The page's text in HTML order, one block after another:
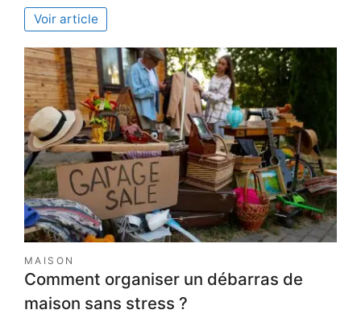
fille
sur
whatsapp
?
Voir article
MAISON
Comment organiser un débarras de
maison sans stress ?